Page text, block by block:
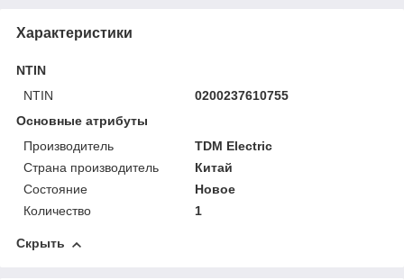
Характеристики
NTIN
NTIN
0200237610755
Основные атрибуты
Производитель
TDM Electric
Страна производитель
Китай
Состояние
Новое
Количество
1
Скрыть